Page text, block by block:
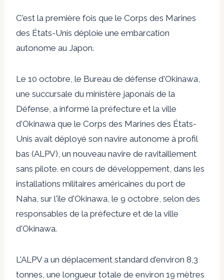
C'est la première fois que le Corps des Marines
des États-Unis déploie une embarcation
autonome au Japon.
Le 10 octobre, le Bureau de défense d'Okinawa,
une succursale du ministère japonais de la
Défense, a informé la préfecture et la ville
d'Okinawa que le Corps des Marines des États-
Unis avait déployé son navire autonome à profil
bas (ALPV), un nouveau navire de ravitaillement
sans pilote. en cours de développement, dans les
installations militaires américaines du port de
Naha, sur l'île d'Okinawa, le 9 octobre, selon des
responsables de la préfecture et de la ville
d'Okinawa.
L'ALPV a un déplacement standard d'environ 8,3
tonnes, une longueur totale de environ 19 mètres